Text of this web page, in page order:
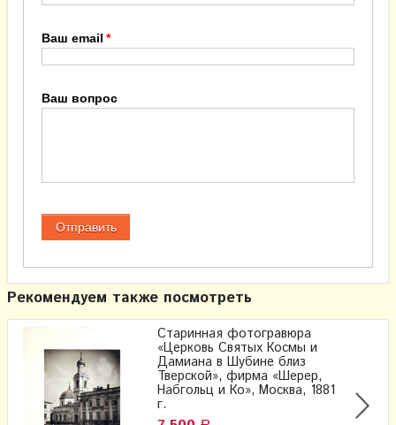
Ваш email
Ваш вопрос
Рекомендуем также посмотреть
Старинная фотогравюра
«Церковь Святых Космы и
Дамиана в Шубине близ
Тверской», фирма «Шерер,
Набгольц и Ко», Москва, 1881
г.